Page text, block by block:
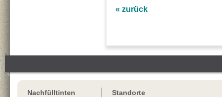
« zurück
Nachfülltinten Standorte